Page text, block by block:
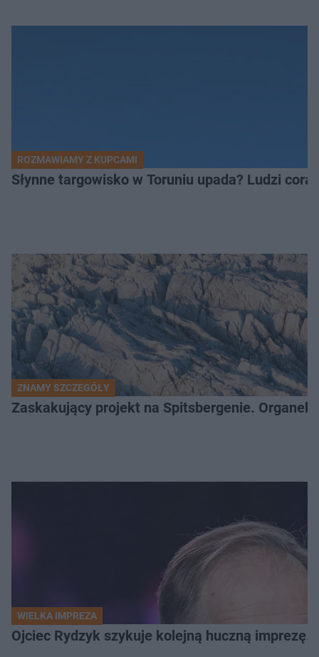
ROZMAWIAMY Z KUPCAMI
Słynne targowisko w Toruniu upada? Ludzi
ZNAMY SZCZEGÓŁY
Zaskakujący projekt na Spitsbergenie.
WIELKA IMPREZA
Ojciec Rydzyk szykuje kolejną huczną imprezę.